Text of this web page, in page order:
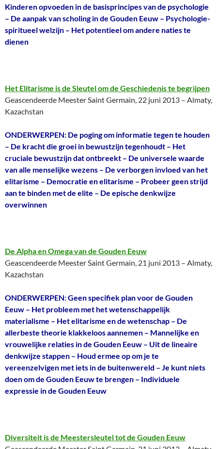
Kinderen opvoeden in de basisprincipes van de psychologie
– De aanpak van scholing in de Gouden Eeuw – Psychologie-
spiritueel welzijn – Het potentieel om andere naties te
dienen
Het Elitarisme is de Sleutel om de Geschiedenis te begrijpen
Geascendeerde Meester Saint Germain, 22 juni 2013 – Almaty,
Kazachstan
ONDERWERPEN: De poging om informatie tegen te houden
– De kracht die groei in bewustzijn tegenhoudt – Het
cruciale bewustzijn dat ontbreekt – De universele waarde
van alle menselijke wezens – De verborgen invloed van het
elitarisme – Democratie en elitarisme – Probeer geen strijd
aan te binden met de elite – De epische denkwijze
overwinnen
De Alpha en Omega van de Gouden Eeuw
Geascendeerde Meester Saint Germain, 21 juni 2013 – Almaty,
Kazachstan
ONDERWERPEN: Geen specifiek plan voor de Gouden
Eeuw – Het probleem met het wetenschappelijk
materialisme – Het elitarisme en de wetenschap – De
allerbeste theorie klakkeloos aannemen – Mannelijke en
vrouwelijke relaties in de Gouden Eeuw – Uit de lineaire
denkwijze stappen – Houd ermee op om je te
vereenzelvigen met iets in de buitenwereld – Je kunt niets
doen om de Gouden Eeuw te brengen – Individuele
expressie in de Gouden Eeuw
Diversiteit is de Meestersleutel tot de Gouden Eeuw